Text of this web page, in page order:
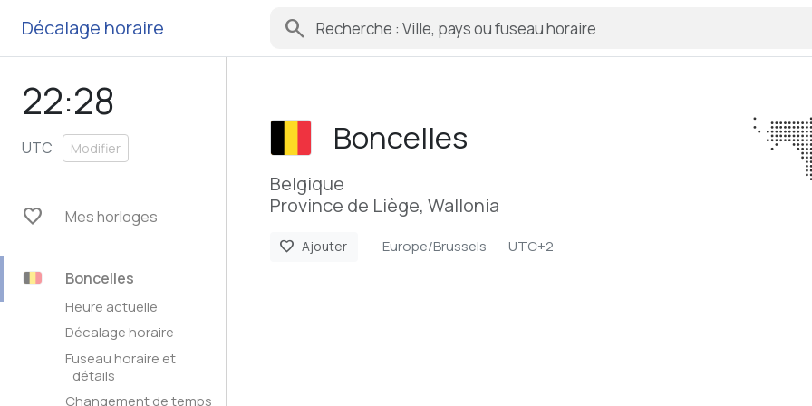
Décalage horaire search
22:28
UTC Modifier
favorite Mes horloges
Boncelles
Heure actuelle
Décalage horaire
Fuseau horaire et
détails
Changement de temps
Boncelles
Belgique
Province de Liège, Wallonia
favorite Ajouter Europe/Brussels UTC+2